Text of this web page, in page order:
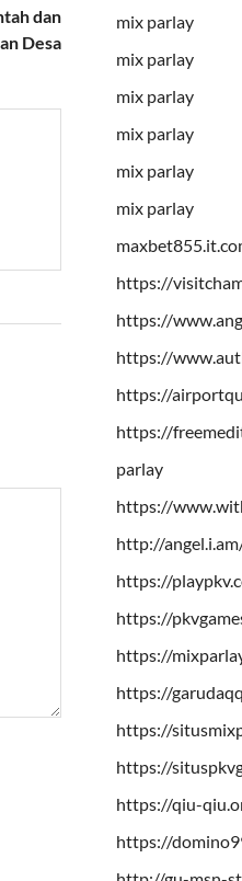
dan
Desa
mix parlay
mix parlay
mix parlay
mix parlay
mix parlay
mix parlay
https://
https://
https://
https://
https://
parlay
https://
http://
https://
https://
https://
https://
https://
https://
https://qiu-
https://